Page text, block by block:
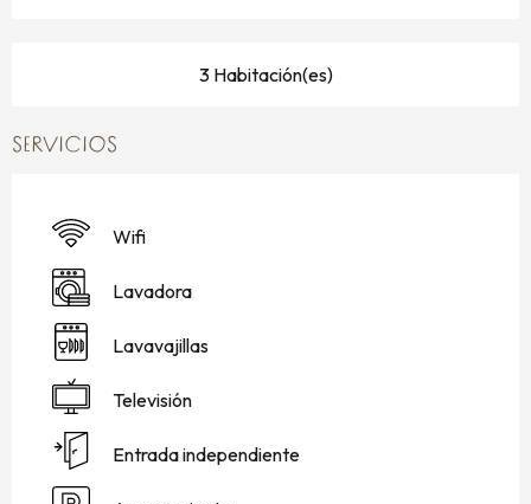
3 Habitación(es)
SERVICIOS
Wifi
Lavadora
Lavavajillas
Televisión
Entrada independiente